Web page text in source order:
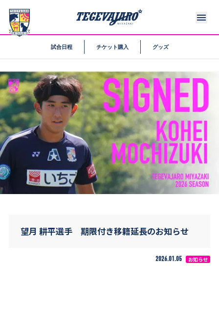
試合日程 チケット購入 グッズ
望月 耕平選手 期限付き移籍延長のお知らせ
2026.01.05 お知らせ